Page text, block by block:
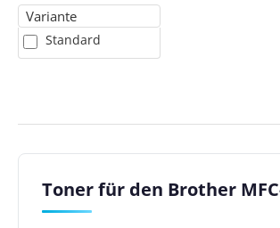
Variante
Standard
Toner für den Brother